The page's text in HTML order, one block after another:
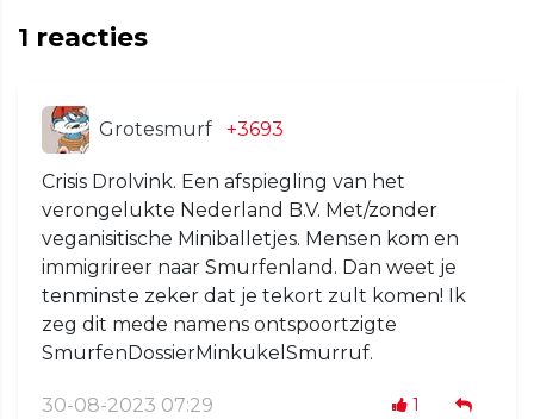
1 reacties
Grotesmurf +3693
Crisis Drolvink. Een afspiegling van het
verongelukte Nederland B.V. Met/zonder
veganisitische Miniballetjes. Mensen kom en
immigrireer naar Smurfenland. Dan weet je
tenminste zeker dat je tekort zult komen! Ik
zeg dit mede namens ontspoortzigte
SmurfenDossierMinkukelSmurruf.
30-08-2023 07:29 1